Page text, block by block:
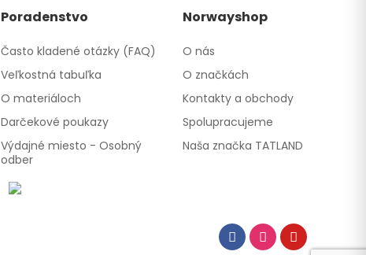
Poradenstvo
Často kladené otázky (FAQ)
Veľkostná tabuľka
O materiáloch
Darčekové poukazy
Výdajné miesto - Osobný
odber
Norwayshop
O nás
O značkách
Kontakty a obchody
Spolupracujeme
Naša značka TATLAND